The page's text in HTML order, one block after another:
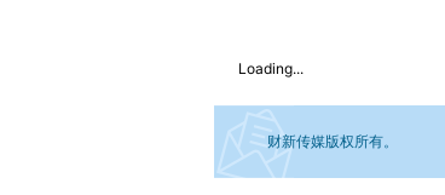
Loading...
财新传媒版权所有。